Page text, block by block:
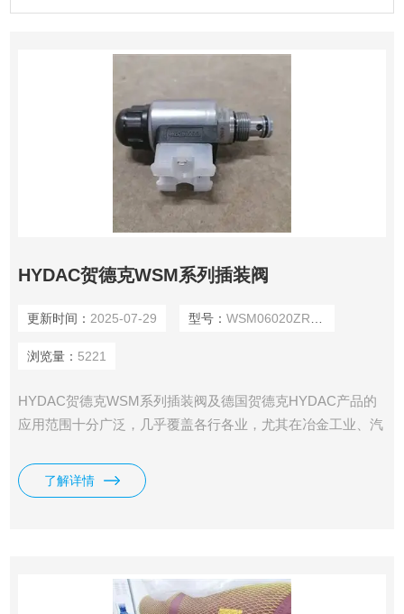
HYDAC贺德克WSM系列插装阀
更新时间： 2025-07-29 型号： WSM06020ZR-01-C-N-24DG
浏览量： 5221
HYDAC贺德克WSM系列插装阀及德国贺德克HYDAC产品的
应用范围十分广泛，几乎覆盖各行各业，尤其在冶金工业、汽
及机床制造等领域都得到广泛应用。
了解详情